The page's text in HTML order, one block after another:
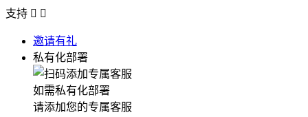
支持  
邀请有礼
私有化部署
如需私有化部署
请添加您的专属客服